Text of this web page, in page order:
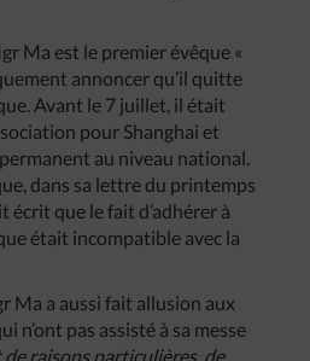
Ma est le premier évêque «
annoncer qu’il quitte
Avant le 7 juillet, il était
pour Shanghai et
au niveau national.
dans sa lettre du printemps
écrit que le fait d’adhérer à
était incompatible avec la
Ma a aussi fait allusion aux
n’ont pas assisté à sa messe
de raisons particulières, de